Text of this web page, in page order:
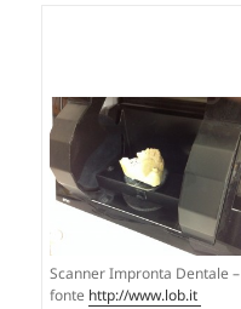
Scanner Impronta Dentale –
fonte http://www.lob.it